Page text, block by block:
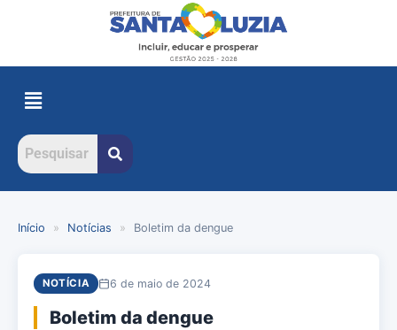
Início » Notícias » Boletim da dengue
NOTÍCIA 6 de maio de 2024
Boletim da dengue